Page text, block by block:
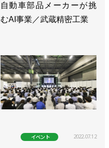
自動車部品メーカーが挑
むAI事業／武蔵精密工業
イベント 2022.07.12